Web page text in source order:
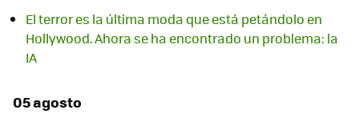
El terror es la última moda que está petándolo en
Hollywood. Ahora se ha encontrado un problema: la
IA
05 agosto